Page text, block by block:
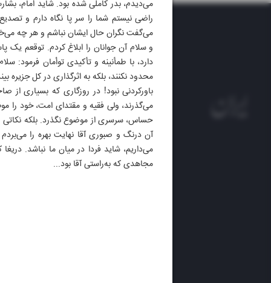
می‌دیدم، بدر کاملی شده بود. شاید امام،
راضی نیستم شما را سر پا نگاه دارم و
می‌گفت نگران حال ایشان نباشم و هر چه
و سلام آن جوانان را ابلاغ کردم. توقعم
دارد، با طمأنینه و تأکیدی توأمان فرمود:
محدود نکنند، بلکه به اثرگذاری در کل جزیره
باورکردنی نبود! در روزگاری که بسیاری از
می‌گذرند، ولی فقیه و مقتدای امت، خود را
حساس، سرسری از موضوع نگذرد. بلکه نکاتی
آن درنگ و صبوری آقا نهایت بهره را
می‌داریم، شاید فردا در میان ما نباشد.
مجاهدی که به‌راستی آقا بود...